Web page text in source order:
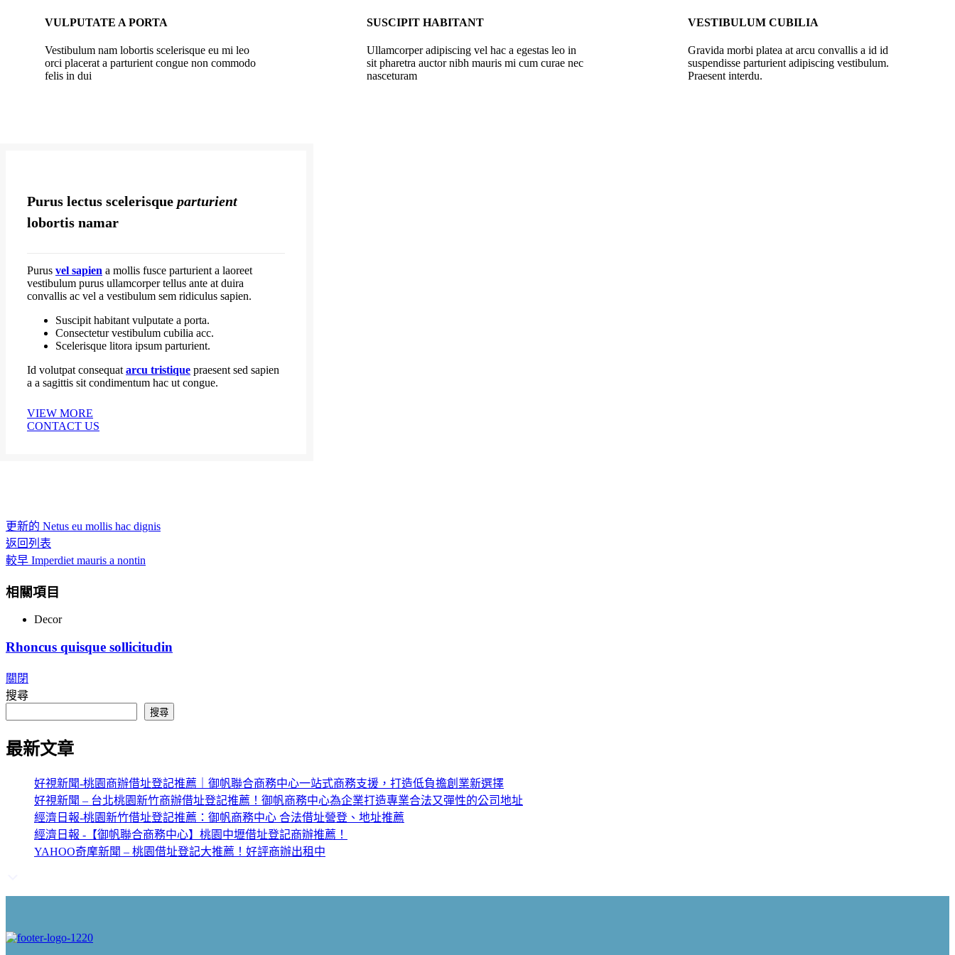
VULPUTATE A PORTA
Vestibulum nam lobortis scelerisque eu mi leo
orci placerat a parturient congue non commodo
felis in dui
SUSCIPIT HABITANT
Ullamcorper adipiscing vel hac a egestas leo in
sit pharetra auctor nibh mauris mi cum curae nec
nasceturam
VESTIBULUM CUBILIA
Gravida morbi platea at arcu convallis a id id
suspendisse parturient adipiscing vestibulum.
Praesent interdu.
Purus lectus scelerisque parturient
lobortis namar
Purus vel sapien a mollis fusce parturient a laoreet
vestibulum purus ullamcorper tellus ante at duira
convallis ac vel a vestibulum sem ridiculus sapien.
Suscipit habitant vulputate a porta.
Consectetur vestibulum cubilia acc.
Scelerisque litora ipsum parturient.
Id volutpat consequat arcu tristique praesent sed sapien
a a sagittis sit condimentum hac ut congue.
VIEW MORE
CONTACT US
更新的 Netus eu mollis hac dignis
返回列表
較早 Imperdiet mauris a nontin
相關項目
Decor
Rhoncus quisque sollicitudin
關閉
搜尋
搜尋
最新文章
好視新聞-桃園商辦借址登記推薦｜御帆聯合商務中心一站式商務支援，打造低負擔創業新選擇
好視新聞 – 台北桃園新竹商辦借址登記推薦！御帆商務中心為企業打造專業合法又彈性的公司地址
經濟日報-桃園新竹借址登記推薦：御帆商務中心 合法借址營登、地址推薦
經濟日報 -【御帆聯合商務中心】桃園中壢借址登記商辦推薦！
YAHOO奇摩新聞 – 桃園借址登記大推薦！好評商辦出租中